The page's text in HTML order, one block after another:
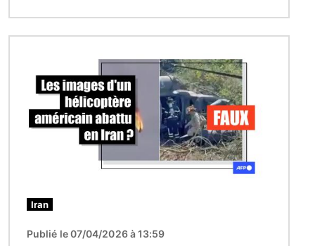
Iran
Publié le 07/04/2026 à 13:59